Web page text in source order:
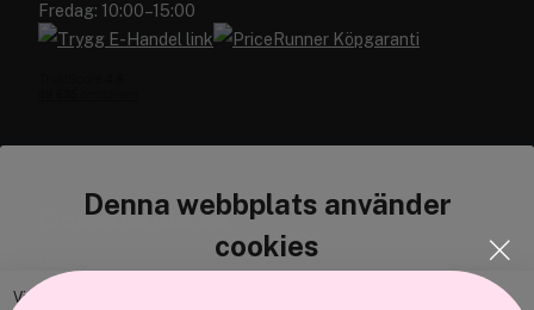
Denna webbplats använder
cookies
Vi använder enhetsidentifierare för att anpassa innehållet och
Fredag: 10:00–15:00
Cocopanda.se